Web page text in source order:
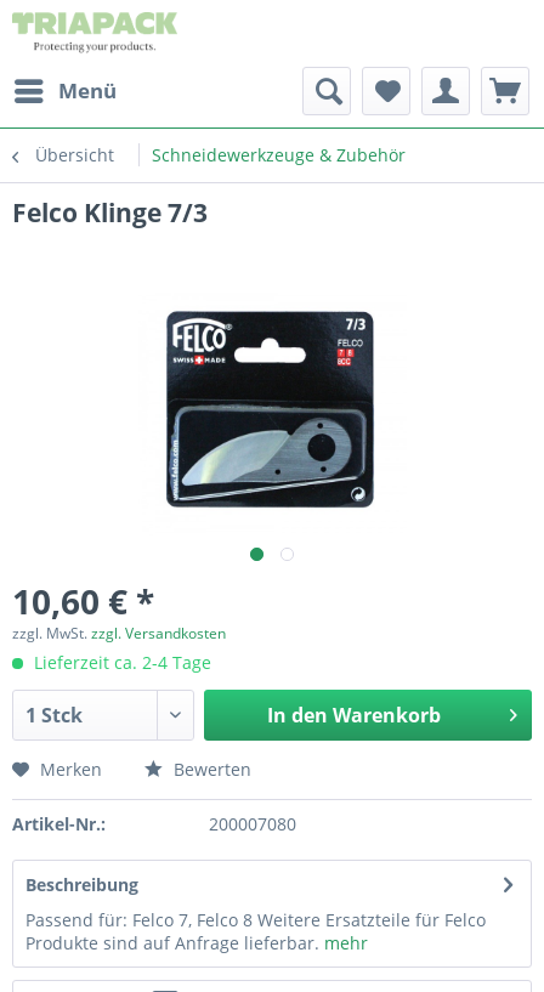
Menü
Übersicht Schneidewerkzeuge & Zubehör
Felco Klinge 7/3
10,60 € *
zzgl. MwSt.zzgl. Versandkosten
Lieferzeit ca. 2-4 Tage
In den Warenkorb
Merken Bewerten
Artikel-Nr.: 200007080
Beschreibung
Passend für: Felco 7, Felco 8 Weitere Ersatzteile für Felco
Produkte sind auf Anfrage lieferbar. mehr